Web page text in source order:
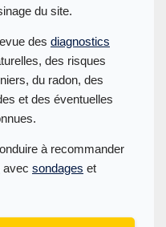
du site.
des diagnostics
des risques
du radon, des
et des éventuelles
à recommander
avec sondages et